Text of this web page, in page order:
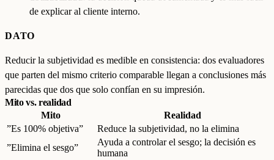
de explicar al cliente interno.
DATO
Reducir la subjetividad es medible en consistencia: dos evaluadores
que parten del mismo criterio comparable llegan a conclusiones más
parecidas que dos que solo confían en su impresión.
Mito vs. realidad
Mito
Realidad
”Es 100% objetiva”
Reduce la subjetividad, no la elimina
”Elimina el sesgo”
Ayuda a controlar el sesgo; la decisión es
humana